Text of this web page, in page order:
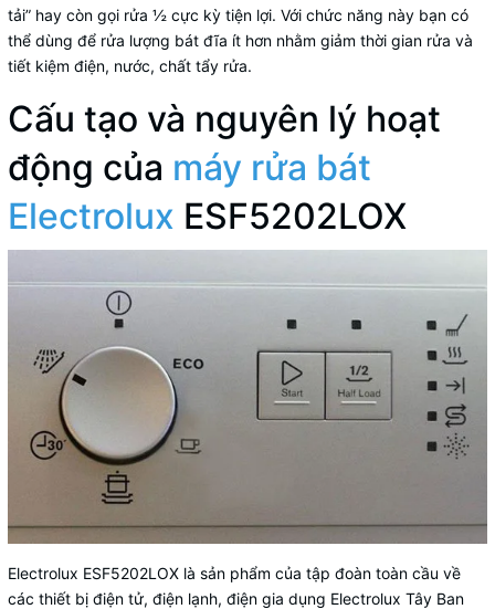
tải” hay còn gọi rửa ½ cực kỳ tiện lợi. Với chức năng này bạn có
thể dùng để rửa lượng bát đĩa ít hơn nhằm giảm thời gian rửa và
tiết kiệm điện, nước, chất tẩy rửa.
Cấu tạo và nguyên lý hoạt
động của máy rửa bát
Electrolux ESF5202LOX
Electrolux ESF5202LOX là sản phẩm của tập đoàn toàn cầu về
các thiết bị điện tử, điện lạnh, điện gia dụng Electrolux Tây Ban